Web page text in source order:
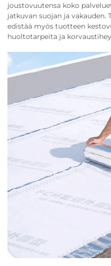
joustovuutensa koko
jatkuvan suojan ja vakauden.
edistää myös tuotteen
huoltotarpeita ja